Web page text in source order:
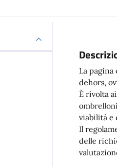
La
dehors,
È rivolta
viabilità e
Il
delle